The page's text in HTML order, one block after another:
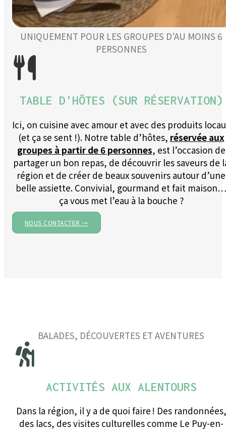
UNIQUEMENT POUR LES GROUPES D'AU MOINS 6
PERSONNES
TABLE D'HÔTES (SUR RÉSERVATION)
Ici, on cuisine avec amour et avec des produits
(et ça se sent !). Notre table d’hôtes, réservée aux
groupes à partir de 6 personnes, est l’occasion de
partager un bon repas, de découvrir les saveurs de
région et de créer de beaux souvenirs autour d’une
belle assiette. Convivial, gourmand et fait maison…
ça vous met l’eau à la bouche ?
NOUS CONTACTER →
BALADES, DÉCOUVERTES ET AVENTURES
ACTIVITÉS AUX ALENTOURS
Dans la région, il y a de quoi faire ! Des randonnées,
des lacs, des visites culturelles comme Le Puy-en-